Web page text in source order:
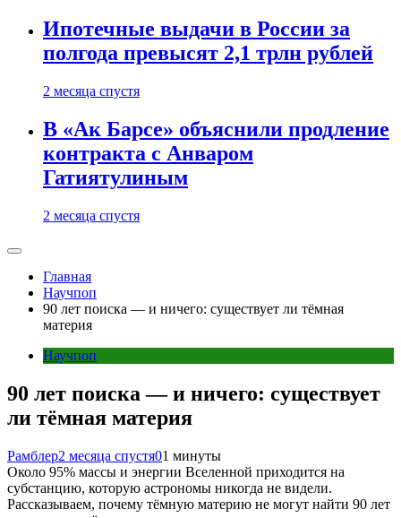
Ипотечные выдачи в России за
полгода превысят 2,1 трлн рублей
2 месяца спустя
В «Ак Барсе» объяснили продление
контракта с Анваром
Гатиятулиным
2 месяца спустя
Главная
Научпоп
90 лет поиска — и ничего: существует ли тёмная
материя
Научпоп
90 лет поиска — и ничего: существует
ли тёмная материя
Рамблер2 месяца спустя01 минуты
Около 95% массы и энергии Вселенной приходится на
субстанцию, которую астрономы никогда не видели.
Рассказываем, почему тёмную материю не могут найти 90 лет